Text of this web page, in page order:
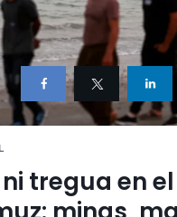
tregua en